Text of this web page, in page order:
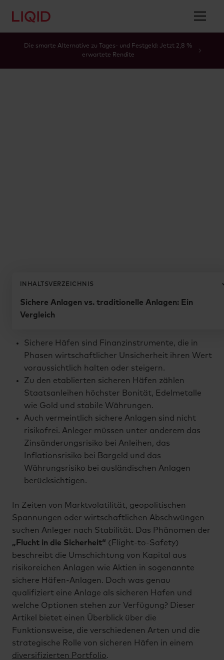
Die smarte Alternative zu Tages- und Festgeld: Jetzt 2,8 %
erwartete Rendite
INHALTSVERZEICHNIS
Sichere Anlagen vs. traditionelle Anlagen: Ein
Vergleich
sicherer Hafen
Das Wichtigste in Kürze
Sichere Häfen sind Finanzinstrumente, die in
Phasen wirtschaftlicher Unsicherheit ihren Wert
voraussichtlich halten oder steigern.
Zu den etablierten sicheren Häfen zählen
Staatsanleihen höchster Bonität, Edelmetalle
wie Gold und stabile Währungen.
Auch vermeintlich sichere Anlagen sind nicht
risikofrei. Anleger müssen unter anderem das
Zinsänderungsrisiko bei Anleihen, das
Inflationsrisiko bei Bargeld und das
Währungsrisiko bei ausländischen Anlagen
berücksichtigen.
In Zeiten von Marktvolatilität, geopolitischen
Spannungen oder wirtschaftlichen Abschwüngen
suchen Anleger nach Stabilität. Das Phänomen der
„Flucht in die Sicherheit“ (Flight-to-Safety)
beschreibt die Umschichtung von Kapital aus
risikoreichen Anlagen wie Aktien in sogenannte
sichere Häfen-Anlagen. Doch was genau
qualifiziert eine Anlage als sicheren Hafen und
welche Optionen stehen zur Verfügung? Dieser
Artikel bietet einen Überblick über die
Funktionsweise, die verschiedenen Arten und die
strategische Rolle von sicheren Häfen in einem
diversifizierten Portfolio.